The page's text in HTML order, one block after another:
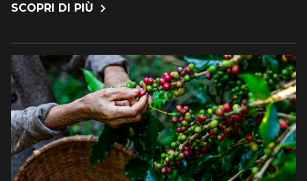
SCOPRI DI PIÙ